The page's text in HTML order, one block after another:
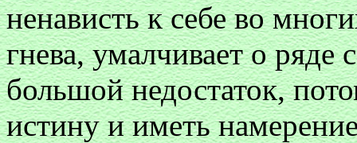
ненависть к себе во
гнева, умалчивает о
большой недостаток,
истину и иметь